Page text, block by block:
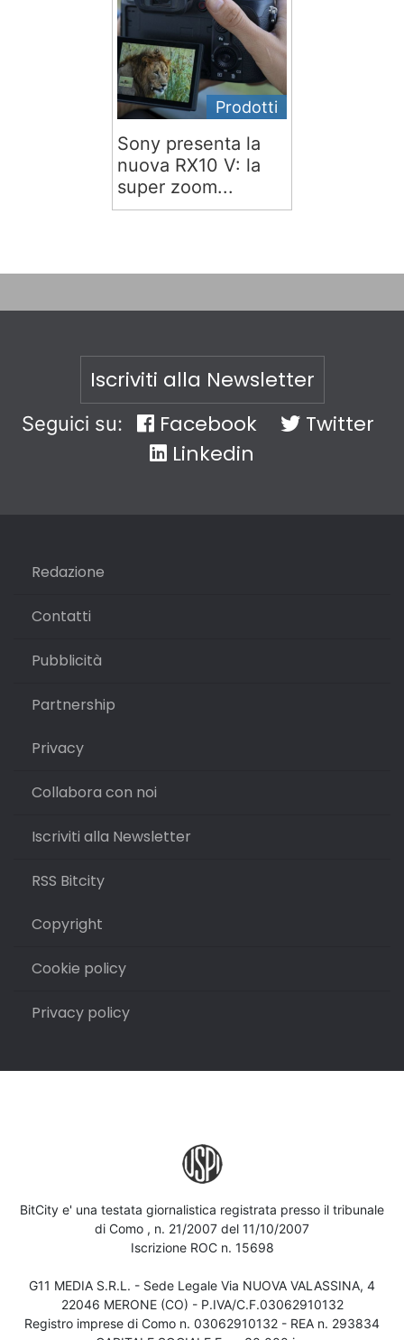
Prodotti
Sony presenta la
nuova RX10 V: la
super zoom...
Iscriviti alla Newsletter
Seguici su: Facebook
Twitter
Linkedin
Redazione
Contatti
Pubblicità
Partnership
Privacy
Collabora con noi
Iscriviti alla Newsletter
RSS Bitcity
Copyright
Cookie policy
Privacy policy
BitCity e' una testata giornalistica registrata presso il tribunale
di Como , n. 21/2007 del 11/10/2007
Iscrizione ROC n. 15698
G11 MEDIA S.R.L. - Sede Legale Via NUOVA VALASSINA, 4
22046 MERONE (CO) - P.IVA/C.F.03062910132
Registro imprese di Como n. 03062910132 - REA n. 293834